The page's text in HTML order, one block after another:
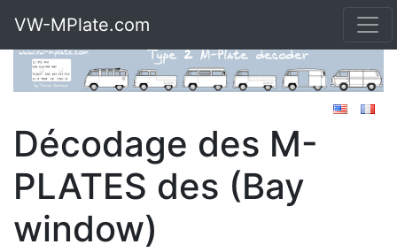
VW-MPlate.com
Décodage des M-
PLATES des (Bay
window)